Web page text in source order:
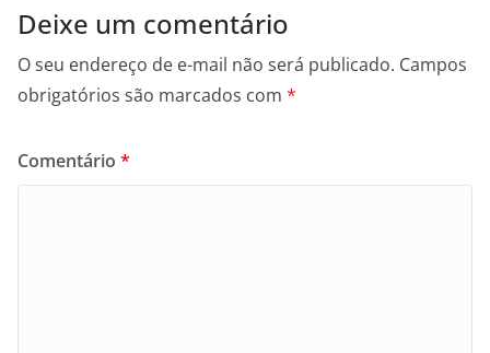
Deixe um comentário
O seu endereço de e-mail não será publicado. Campos
obrigatórios são marcados com *
Comentário *